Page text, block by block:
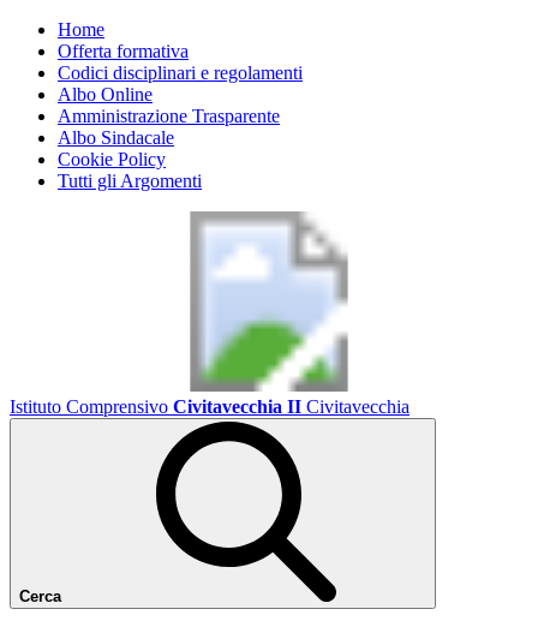
Home
Offerta formativa
Codici disciplinari e regolamenti
Albo Online
Amministrazione Trasparente
Albo Sindacale
Cookie Policy
Tutti gli Argomenti
Istituto Comprensivo Civitavecchia II Civitavecchia
Cerca